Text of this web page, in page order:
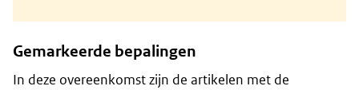
Gemarkeerde bepalingen
In deze overeenkomst zijn de artikelen met de